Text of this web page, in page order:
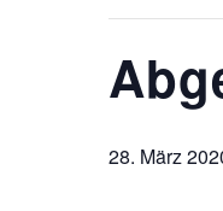
28. März